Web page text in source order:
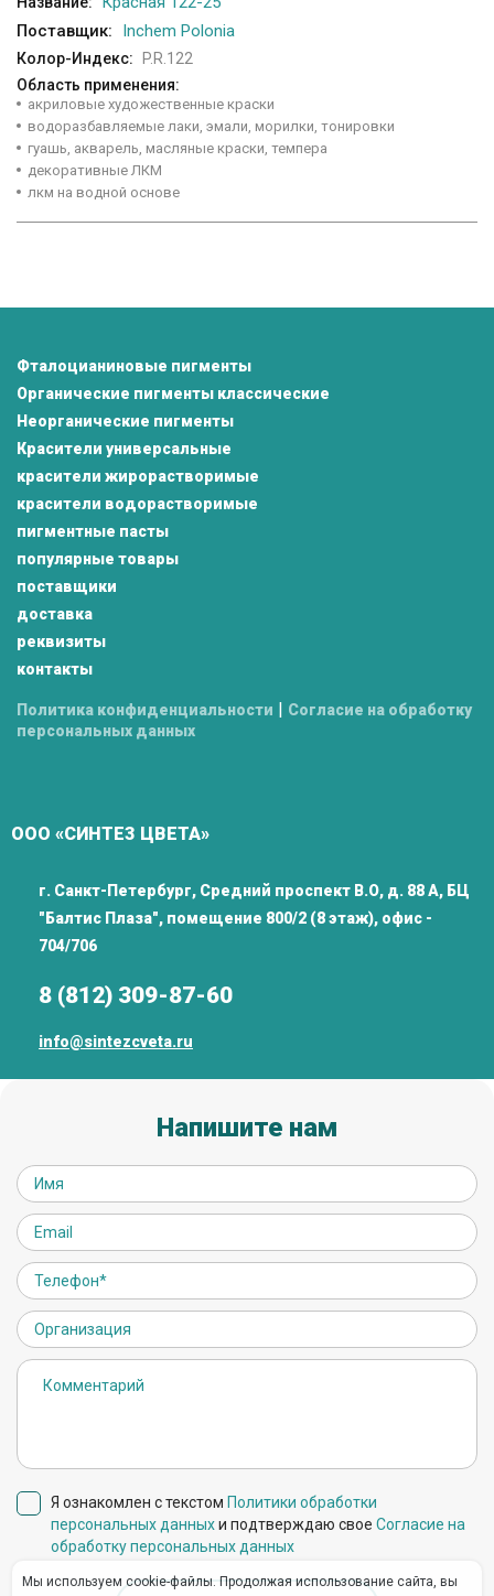
Поставщик:
Inchem Polonia
Колор-Индекс:
P.R.122
Область применения:
акриловые художественные краски
водоразбавляемые лаки, эмали, морилки, тонировки
гуашь, акварель, масляные краски, темпера
декоративные ЛКМ
лкм на водной основе
ООО «СИНТЕЗ ЦВЕТА»
г. Санкт-Петербург, Средний проспект В.О, д. 88 А, БЦ
"Балтис Плаза", помещение 800/2 (8 этаж), офис -
704/706
8 (812) 309-87-60
info@sintezcveta.ru
Фталоцианиновые пигменты
Органические пигменты классические
Неорганические пигменты
Красители универсальные
красители жирорастворимые
красители водорастворимые
пигментные пасты
популярные товары
поставщики
доставка
реквизиты
контакты
Политика конфиденциальности | Согласие на обработку
персональных данных
Напишите нам
Я ознакомлен с текстом Политики обработки
персональных данныхи подтверждаю свое Согласие на
обработку персональных данных
Мы используем cookie-файлы. Продолжая использование сайта, вы